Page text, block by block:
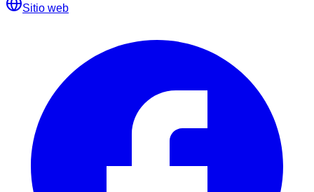
Sitio web